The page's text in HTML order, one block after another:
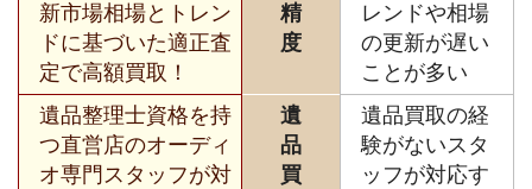
新市場相場とトレン
ドに基づいた適正査
定で高額買取！
精
度
レンドや相場
の更新が遅い
ことが多い
遺品整理士資格を持
つ直営店のオーディ
オ専門スタッフが対
遺
品
買
遺品買取の経
験がないスタ
ッフが対応す